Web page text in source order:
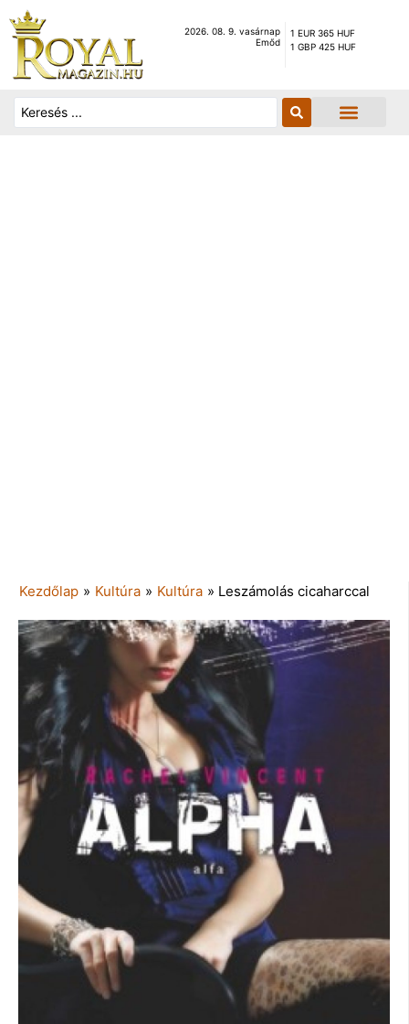
2026. 08. 9. vasárnap
Emőd
1 EUR 365 HUF
1 GBP 425 HUF
Kezdőlap » Kultúra » Kultúra » Leszámolás cicaharccal